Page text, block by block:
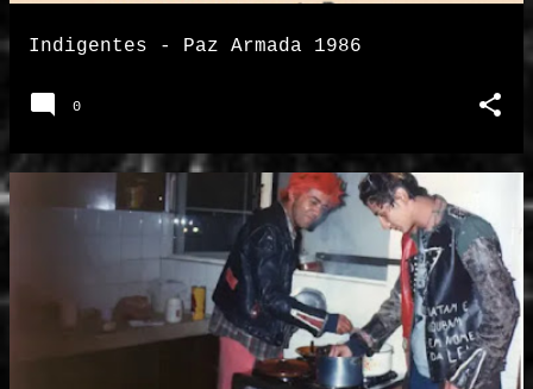
Indigentes - Paz Armada 1986
0